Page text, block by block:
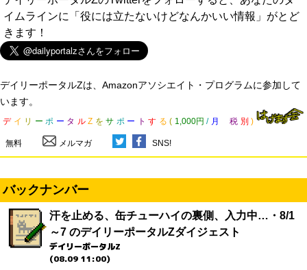
イムラインに「役には立たないけどなんかいい情報」がとど
きます！
デイリーポータルZは、Amazonアソシエイト・プログラムに参加して
います。
デ イ リ ー ポ ー タ ル Z を サ ポ ー ト す る ( 1,000円 / 月 税 別 )
無料 メルマガ SNS!
バックナンバー
汗を止める、缶チューハイの裏側、入力中…・8/1
～7 のデイリーポータルZダイジェスト
デイリーポータルZ
(08.09 11:00)